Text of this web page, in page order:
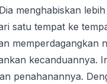
menghabiskan
satu tempat ke
memperdagangkan
kecanduannya.
penahanannya.